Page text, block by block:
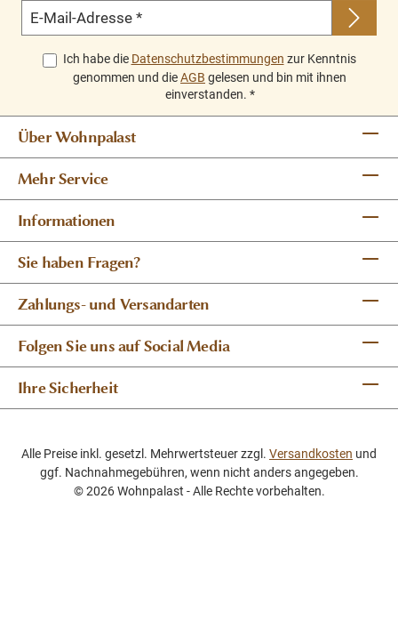
E-Mail-Adresse *
Ich habe die Datenschutzbestimmungen zur Kenntnis
genommen und dieAGB gelesen und bin mit ihnen
einverstanden. *
Über Wohnpalast
Mehr Service
Informationen
Sie haben Fragen?
Zahlungs- und Versandarten
Folgen Sie uns auf Social Media
Ihre Sicherheit
Alle Preise inkl. gesetzl. Mehrwertsteuer zzgl. Versandkosten und
ggf. Nachnahmegebühren, wenn nicht anders angegeben.
© 2026 Wohnpalast - Alle Rechte vorbehalten.